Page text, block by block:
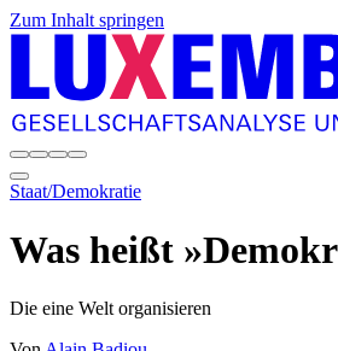
Zum Inhalt springen
Staat/Demokratie
Was heißt
Die eine Welt organisieren